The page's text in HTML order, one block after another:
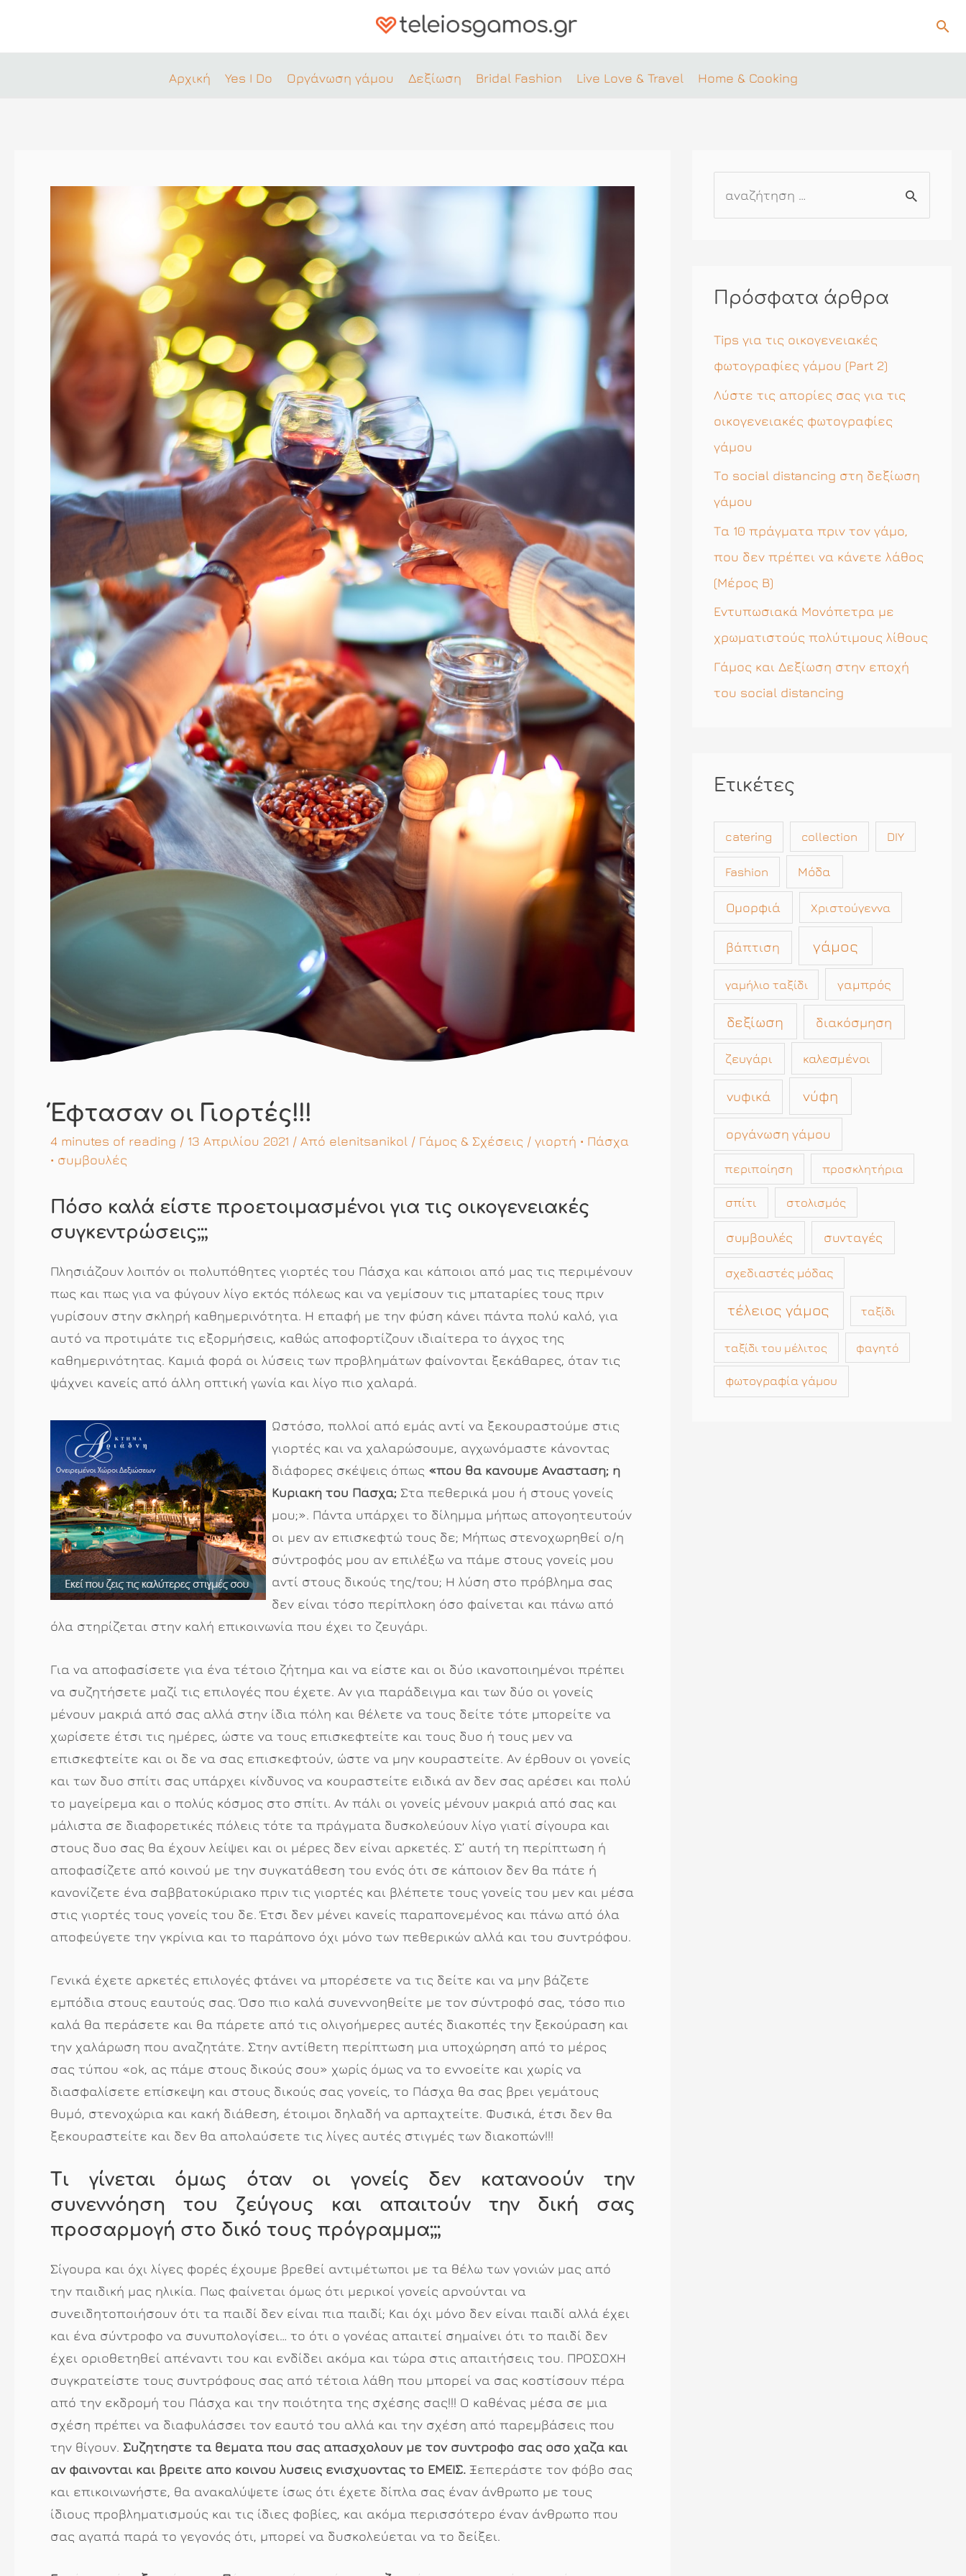
περιεχόμενο
Αρχική Yes I Do Οργάνωση γάμου Δεξίωση Bridal Fashion Live Love & Travel Home & Cooking
Έφτασαν οι Γιορτές!!!
4 minutes of reading / 13 Απριλίου 2021 / Από elenitsanikol / Γάμος & Σχέσεις / γιορτή • Πάσχα
• συμβουλές
Πόσο καλά είστε προετοιμασμένοι για τις οικογενειακές
συγκεντρώσεις;;;
Πλησιάζουν λοιπόν οι πολυπόθητες γιορτές του Πάσχα και κάποιοι από μας τις περιμένουν
πως και πως για να φύγουν λίγο εκτός πόλεως και να γεμίσουν τις μπαταρίες τους πριν
γυρίσουν στην σκληρή καθημερινότητα. Η επαφή με την φύση κάνει πάντα πολύ καλό, για
αυτό να προτιμάτε τις εξορμήσεις, καθώς αποφορτίζουν ιδιαίτερα το άγχος της
καθημερινότητας. Καμιά φορά οι λύσεις των προβλημάτων φαίνονται ξεκάθαρες, όταν τις
ψάχνει κανείς από άλλη οπτική γωνία και λίγο πιο χαλαρά.
Ωστόσο, πολλοί από εμάς αντί να ξεκουραστούμε στις
γιορτές και να χαλαρώσουμε, αγχωνόμαστε κάνοντας
διάφορες σκέψεις όπως «πού θα κάνουμε Ανάσταση; ή
Κυριακή του Πάσχα; Στα πεθερικά μου ή στους γονείς
μου;». Πάντα υπάρχει το δίλημμα μήπως απογοητευτούν
οι μεν αν επισκεφτώ τους δε; Μήπως στενοχωρηθεί ο/η
σύντροφός μου αν επιλέξω να πάμε στους γονείς μου
αντί στους δικούς της/του; Η λύση στο πρόβλημα σας
δεν είναι τόσο περίπλοκη όσο φαίνεται και πάνω από
όλα στηρίζεται στην καλή επικοινωνία που έχει το ζευγάρι.
Για να αποφασίσετε για ένα τέτοιο ζήτημα και να είστε και οι δύο ικανοποιημένοι πρέπει
να συζητήσετε μαζί τις επιλογές που έχετε. Αν για παράδειγμα και των δύο οι γονείς
μένουν μακριά από σας αλλά στην ίδια πόλη και θέλετε να τους δείτε τότε μπορείτε να
χωρίσετε έτσι τις ημέρες, ώστε να τους επισκεφτείτε και τους δυο ή τους μεν να
επισκεφτείτε και οι δε να σας επισκεφτούν, ώστε να μην κουραστείτε. Αν έρθουν οι γονείς
και των δυο σπίτι σας υπάρχει κίνδυνος να κουραστείτε ειδικά αν δεν σας αρέσει και πολύ
το μαγείρεμα και ο πολύς κόσμος στο σπίτι. Αν πάλι οι γονείς μένουν μακριά από σας και
μάλιστα σε διαφορετικές πόλεις τότε τα πράγματα δυσκολεύουν λίγο γιατί σίγουρα και
στους δυο σας θα έχουν λείψει και οι μέρες δεν είναι αρκετές. Σ’ αυτή τη περίπτωση ή
αποφασίζετε από κοινού με την συγκατάθεση του ενός ότι σε κάποιον δεν θα πάτε ή
κανονίζετε ένα σαββατοκύριακο πριν τις γιορτές και βλέπετε τους γονείς του μεν και μέσα
στις γιορτές τους γονείς του δε. Έτσι δεν μένει κανείς παραπονεμένος και πάνω από όλα
αποφεύγετε την γκρίνια και το παράπονο όχι μόνο των πεθερικών αλλά και του συντρόφου.
Γενικά έχετε αρκετές επιλογές φτάνει να μπορέσετε να τις δείτε και να μην βάζετε
εμπόδια στους εαυτούς σας. Όσο πιο καλά συνεννοηθείτε με τον σύντροφό σας, τόσο πιο
καλά θα περάσετε και θα πάρετε από τις ολιγοήμερες αυτές διακοπές την ξεκούραση και
την χαλάρωση που αναζητάτε. Στην αντίθετη περίπτωση μια υποχώρηση από το μέρος
σας τύπου «ok, ας πάμε στους δικούς σου» χωρίς όμως να το εννοείτε και χωρίς να
διασφαλίσετε επίσκεψη και στους δικούς σας γονείς, το Πάσχα θα σας βρει γεμάτους
θυμό, στενοχώρια και κακή διάθεση, έτοιμοι δηλαδή να αρπαχτείτε. Φυσικά, έτσι δεν θα
ξεκουραστείτε και δεν θα απολαύσετε τις λίγες αυτές στιγμές των διακοπών!!!
Τι γίνεται όμως όταν οι γονείς δεν κατανοούν την
συνεννόηση του ζεύγους και απαιτούν την δική σας
προσαρμογή στο δικό τους πρόγραμμα;;;
Σίγουρα και όχι λίγες φορές έχουμε βρεθεί αντιμέτωποι με τα θέλω των γονιών μας από
την παιδική μας ηλικία. Πως φαίνεται όμως ότι μερικοί γονείς αρνούνται να
συνειδητοποιήσουν ότι τα παιδί δεν είναι πια παιδί; Και όχι μόνο δεν είναι παιδί αλλά έχει
και ένα σύντροφο να συνυπολογίσει… το ότι ο γονέας απαιτεί σημαίνει ότι το παιδί δεν
έχει οριοθετηθεί απέναντι του και ενδίδει ακόμα και τώρα στις απαιτήσεις του. ΠΡΟΣΟΧΗ
συγκρατείστε τους συντρόφους σας από τέτοια λάθη που μπορεί να σας κοστίσουν πέρα
από την εκδρομή του Πάσχα και την ποιότητα της σχέσης σας!!! Ο καθένας μέσα σε μια
σχέση πρέπει να διαφυλάσσει τον εαυτό του αλλά και την σχέση από παρεμβάσεις που
την θίγουν. Συζητήστε τα θέματα που σας απασχολούν με τον σύντροφό σας όσο χαζά και
αν φαίνονται και βρείτε από κοινού λύσεις ενισχύοντας το ΕΜΕΙΣ. Ξεπεράστε τον φόβο σας
και επικοινωνήστε, θα ανακαλύψετε ίσως ότι έχετε δίπλα σας έναν άνθρωπο με τους
ίδιους προβληματισμούς και τις ίδιες φοβίες, και ακόμα περισσότερο έναν άνθρωπο που
σας αγαπά παρά το γεγονός ότι, μπορεί να δυσκολεύεται να το δείξει.
ή
η
σ
η
γ
ι
α
Πρόσφατα άρθρα
Tips για τις οικογενειακές
φωτογραφίες γάμου (Part 2)
Λύστε τις απορίες σας για τις
οικογενειακές φωτογραφίες
γάμου
Το social distancing στη δεξίωση
γάμου
Τα 10 πράγματα πριν τον γάμο,
που δεν πρέπει να κάνετε λάθος
(Μέρος Β)
Εντυπωσιακά Μονόπετρα με
χρωματιστούς πολύτιμους λίθους
Γάμος και Δεξίωση στην εποχή
του social distancing
Ετικέτες
catering collection DIY
Fashion Μόδα
Ομορφιά Χριστούγεννα
βάπτιση γάμος
γαμήλιο ταξίδι γαμπρός
δεξίωση διακόσμηση
ζευγάρι καλεσμένοι
νυφικά νύφη
οργάνωση γάμου
περιποίηση προσκλητήρια
σπίτι στολισμός
συμβουλές συνταγές
σχεδιαστές μόδας
τέλειος γάμος ταξίδι
ταξίδι του μέλιτος φαγητό
φωτογραφία γάμου